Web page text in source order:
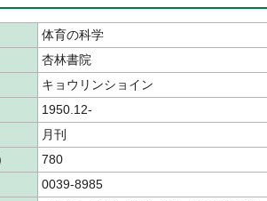
体育の科学
杏林書院
キョウリンショイン
1950.12-
月刊
780
0039-8985